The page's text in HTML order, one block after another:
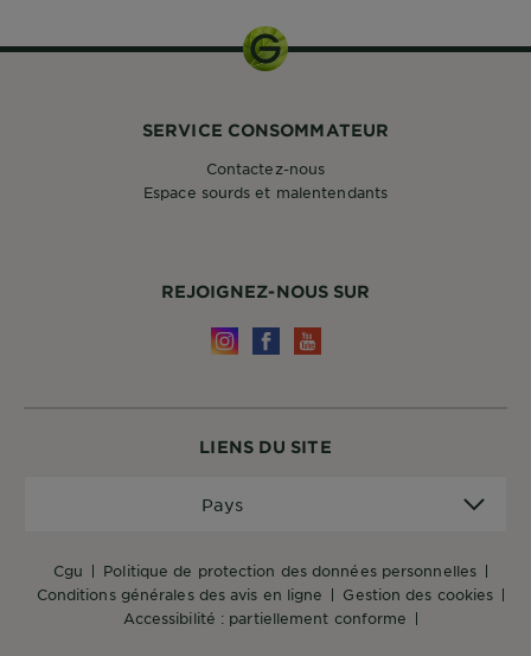
LIENS DU SITE
cgu
politique de protection des données personnelles
conditions générales des avis en ligne
gestion des cookies
accessibilité : partiellement conforme
Pays
REJOIGNEZ-NOUS SUR
SERVICE CONSOMMATEUR
Contactez-nous
Espace sourds et malentendants